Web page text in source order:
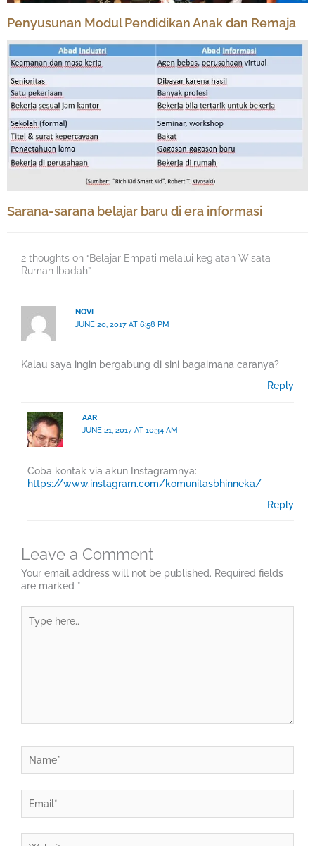
Penyusunan Modul Pendidikan Anak dan Remaja
Sarana-sarana belajar baru di era informasi
2 thoughts on “Belajar Empati melalui kegiatan Wisata
Rumah Ibadah”
NOVI
JUNE 20, 2017 AT 6:58 PM
Kalau saya ingin bergabung di sini bagaimana caranya?
Reply
AAR
JUNE 21, 2017 AT 10:34 AM
Coba kontak via akun Instagramnya:
https://www.instagram.com/komunitasbhinneka/
Reply
Leave a Comment
Your email address will not be published. Required fields
are marked *
here..